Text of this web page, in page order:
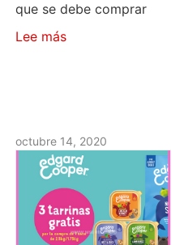
que se debe comprar
Lee más
octubre 14, 2020